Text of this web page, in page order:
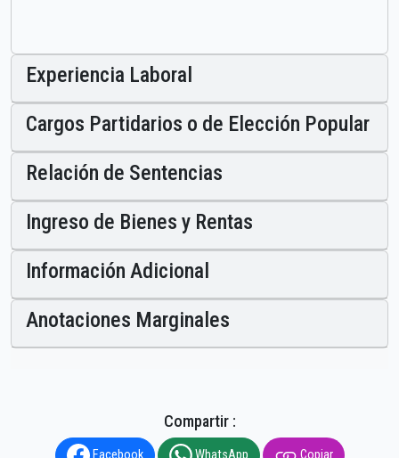
Experiencia Laboral
Cargos Partidarios o de Elección Popular
Relación de Sentencias
Ingreso de Bienes y Rentas
Información Adicional
Anotaciones Marginales
Compartir :
Facebook WhatsApp Copiar